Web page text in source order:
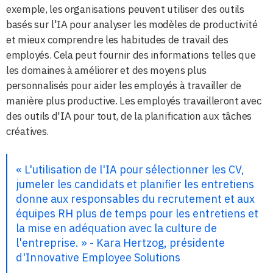
exemple, les organisations peuvent utiliser des outils
basés sur l'IA pour analyser les modèles de productivité
et mieux comprendre les habitudes de travail des
employés. Cela peut fournir des informations telles que
les domaines à améliorer et des moyens plus
personnalisés pour aider les employés à travailler de
manière plus productive. Les employés travailleront avec
des outils d'IA pour tout, de la planification aux tâches
créatives.
« L'utilisation de l'IA pour sélectionner les CV,
jumeler les candidats et planifier les entretiens
donne aux responsables du recrutement et aux
équipes RH plus de temps pour les entretiens et
la mise en adéquation avec la culture de
l'entreprise. » - Kara Hertzog, présidente
d'Innovative Employee Solutions